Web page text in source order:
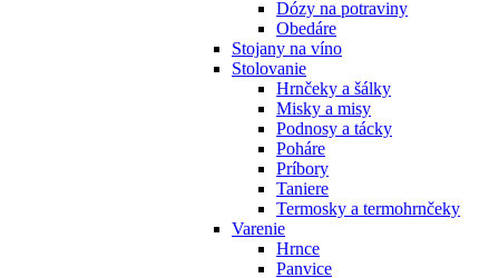
Dózy na potraviny
Obedáre
Stojany na víno
Stolovanie
Hrnčeky a šálky
Misky a misy
Podnosy a tácky
Poháre
Príbory
Taniere
Termosky a termohrnčeky
Varenie
Hrnce
Panvice